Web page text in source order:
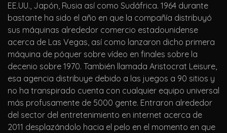
EE.UU., Japón, Rusia así­ como Sudáfrica. 1964 durante
bastante ha sido el año en que la compañía distribuyó
sus máquinas alrededor comercio estadounidense
acerca de Las Vegas, así­ como lanzaron dicho primera
máquina de póquer sobre vídeo en finales sobre la
decenio sobre 1970. También llamada Aristocrat Leisure,
esa agencia distribuye debido a las juegos a 90 sitios y
no ha transpirado cuenta con cualquier equipo universal
más profusamente de 5000 gente. Entraron alrededor
del sector del entretenimiento en internet acerca de
2011 desplazándolo hacia el pelo en el momento en que